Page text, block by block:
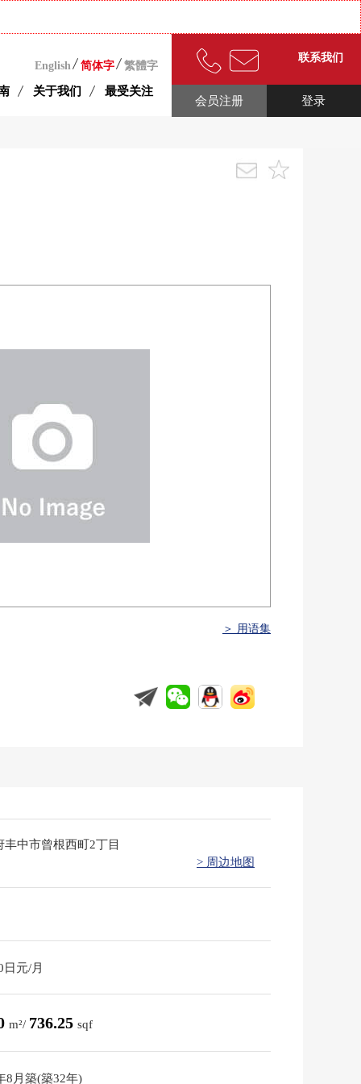
English 简体字 繁體字
关于我们 最受关注
联系我们
登录
会员注册
＞ 用语集
丰中市曾根西町2丁目
> 周边地图
日元/月
m²/ 736.25 sqf
8月築(築32年)